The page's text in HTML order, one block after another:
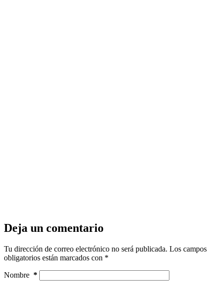
Deja un comentario
Tu dirección de correo electrónico no será publicada. Los campos
obligatorios están marcados con *
Nombre *